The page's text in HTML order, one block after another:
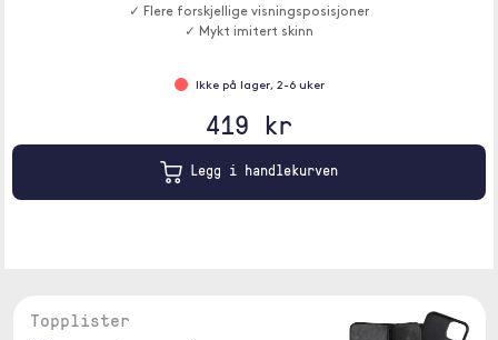
✓ Flere forskjellige visningsposisjoner
✓ Mykt imitert skinn
Ikke på lager, 2-6 uker
419 kr
Legg i handlekurven
Topplister